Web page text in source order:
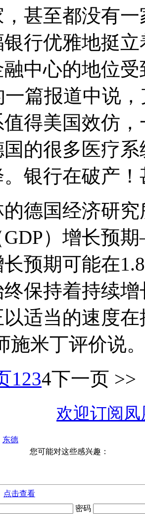
甚至都没有
行优雅地挺
中心的地位
一篇报道中说
值得美国效仿
的很多医疗
银行在破产
国经济研究
GDP）增长预
长预期可能在
保持着持续
适当的速度
施米丁评价说
1234下一页 >>
欢迎订阅
东德
您可能对这些感兴趣：
点击查看
密码